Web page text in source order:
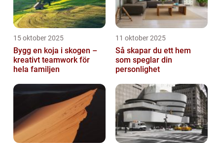
15 oktober 2025
Bygg en koja i skogen –
kreativt teamwork för
hela familjen
11 oktober 2025
Så skapar du ett hem
som speglar din
personlighet